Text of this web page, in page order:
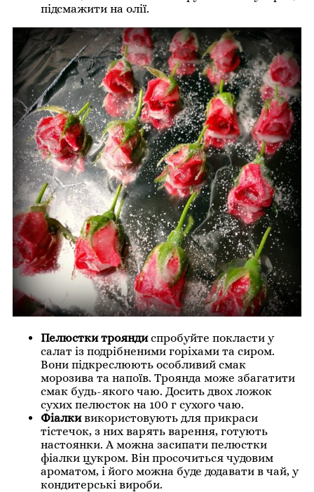
підсмажити на олії.
Пелюстки трояндиспробуйте покласти у
салат із подрібненими горіхами та сиром.
Вони підкреслюють особливий смак
морозива та напоїв. Троянда може збагатити
смак будь-якого чаю. Досить двох ложок
сухих пелюсток на 100 г сухого чаю.
Фіалкивикористовують для прикраси
тістечок, з них варять варення, готують
настоянки. А можна засипати пелюстки
фіалки цукром. Він просочиться чудовим
ароматом, і його можна буде додавати в чай, у
кондитерські вироби.